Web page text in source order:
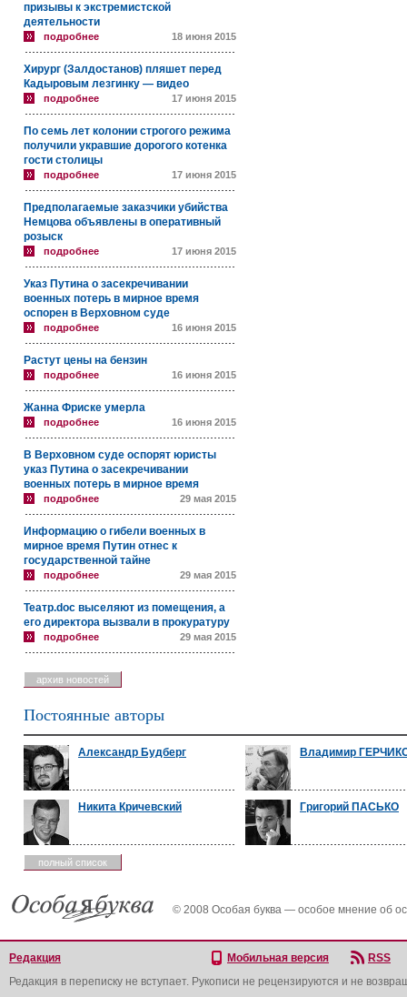
призывы к экстремистской
деятельности
подробнее 18 июня 2015
Хирург (Залдостанов) пляшет перед
Кадыровым лезгинку — видео
подробнее 17 июня 2015
По семь лет колонии строгого режима
получили укравшие дорогого котенка
гости столицы
подробнее 17 июня 2015
Предполагаемые заказчики убийства
Немцова объявлены в оперативный
розыск
подробнее 17 июня 2015
Указ Путина о засекречивании
военных потерь в мирное время
оспорен в Верховном суде
подробнее 16 июня 2015
Растут цены на бензин
подробнее 16 июня 2015
Жанна Фриске умерла
подробнее 16 июня 2015
В Верховном суде оспорят юристы
указ Путина о засекречивании
военных потерь в мирное время
подробнее 29 мая 2015
Информацию о гибели военных в
мирное время Путин отнес к
государственной тайне
подробнее 29 мая 2015
Театр.doc выселяют из помещения, а
его директора вызвали в прокуратуру
подробнее 29 мая 2015
архив новостей
Постоянные авторы
Александр Будберг Владимир
Никита Кричевский Григорий ПАСЬКО
полный список
© 2008 Особая буква — особое мнение об
Редакция Мобильная версия
RSS
Редакция в переписку не вступает. Рукописи не рецензируются и не